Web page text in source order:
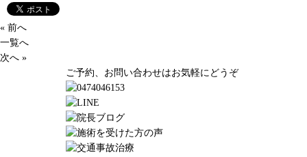
« 前へ
一覧へ
次へ »
ご予約、お問い合わせはお気軽にどうぞ